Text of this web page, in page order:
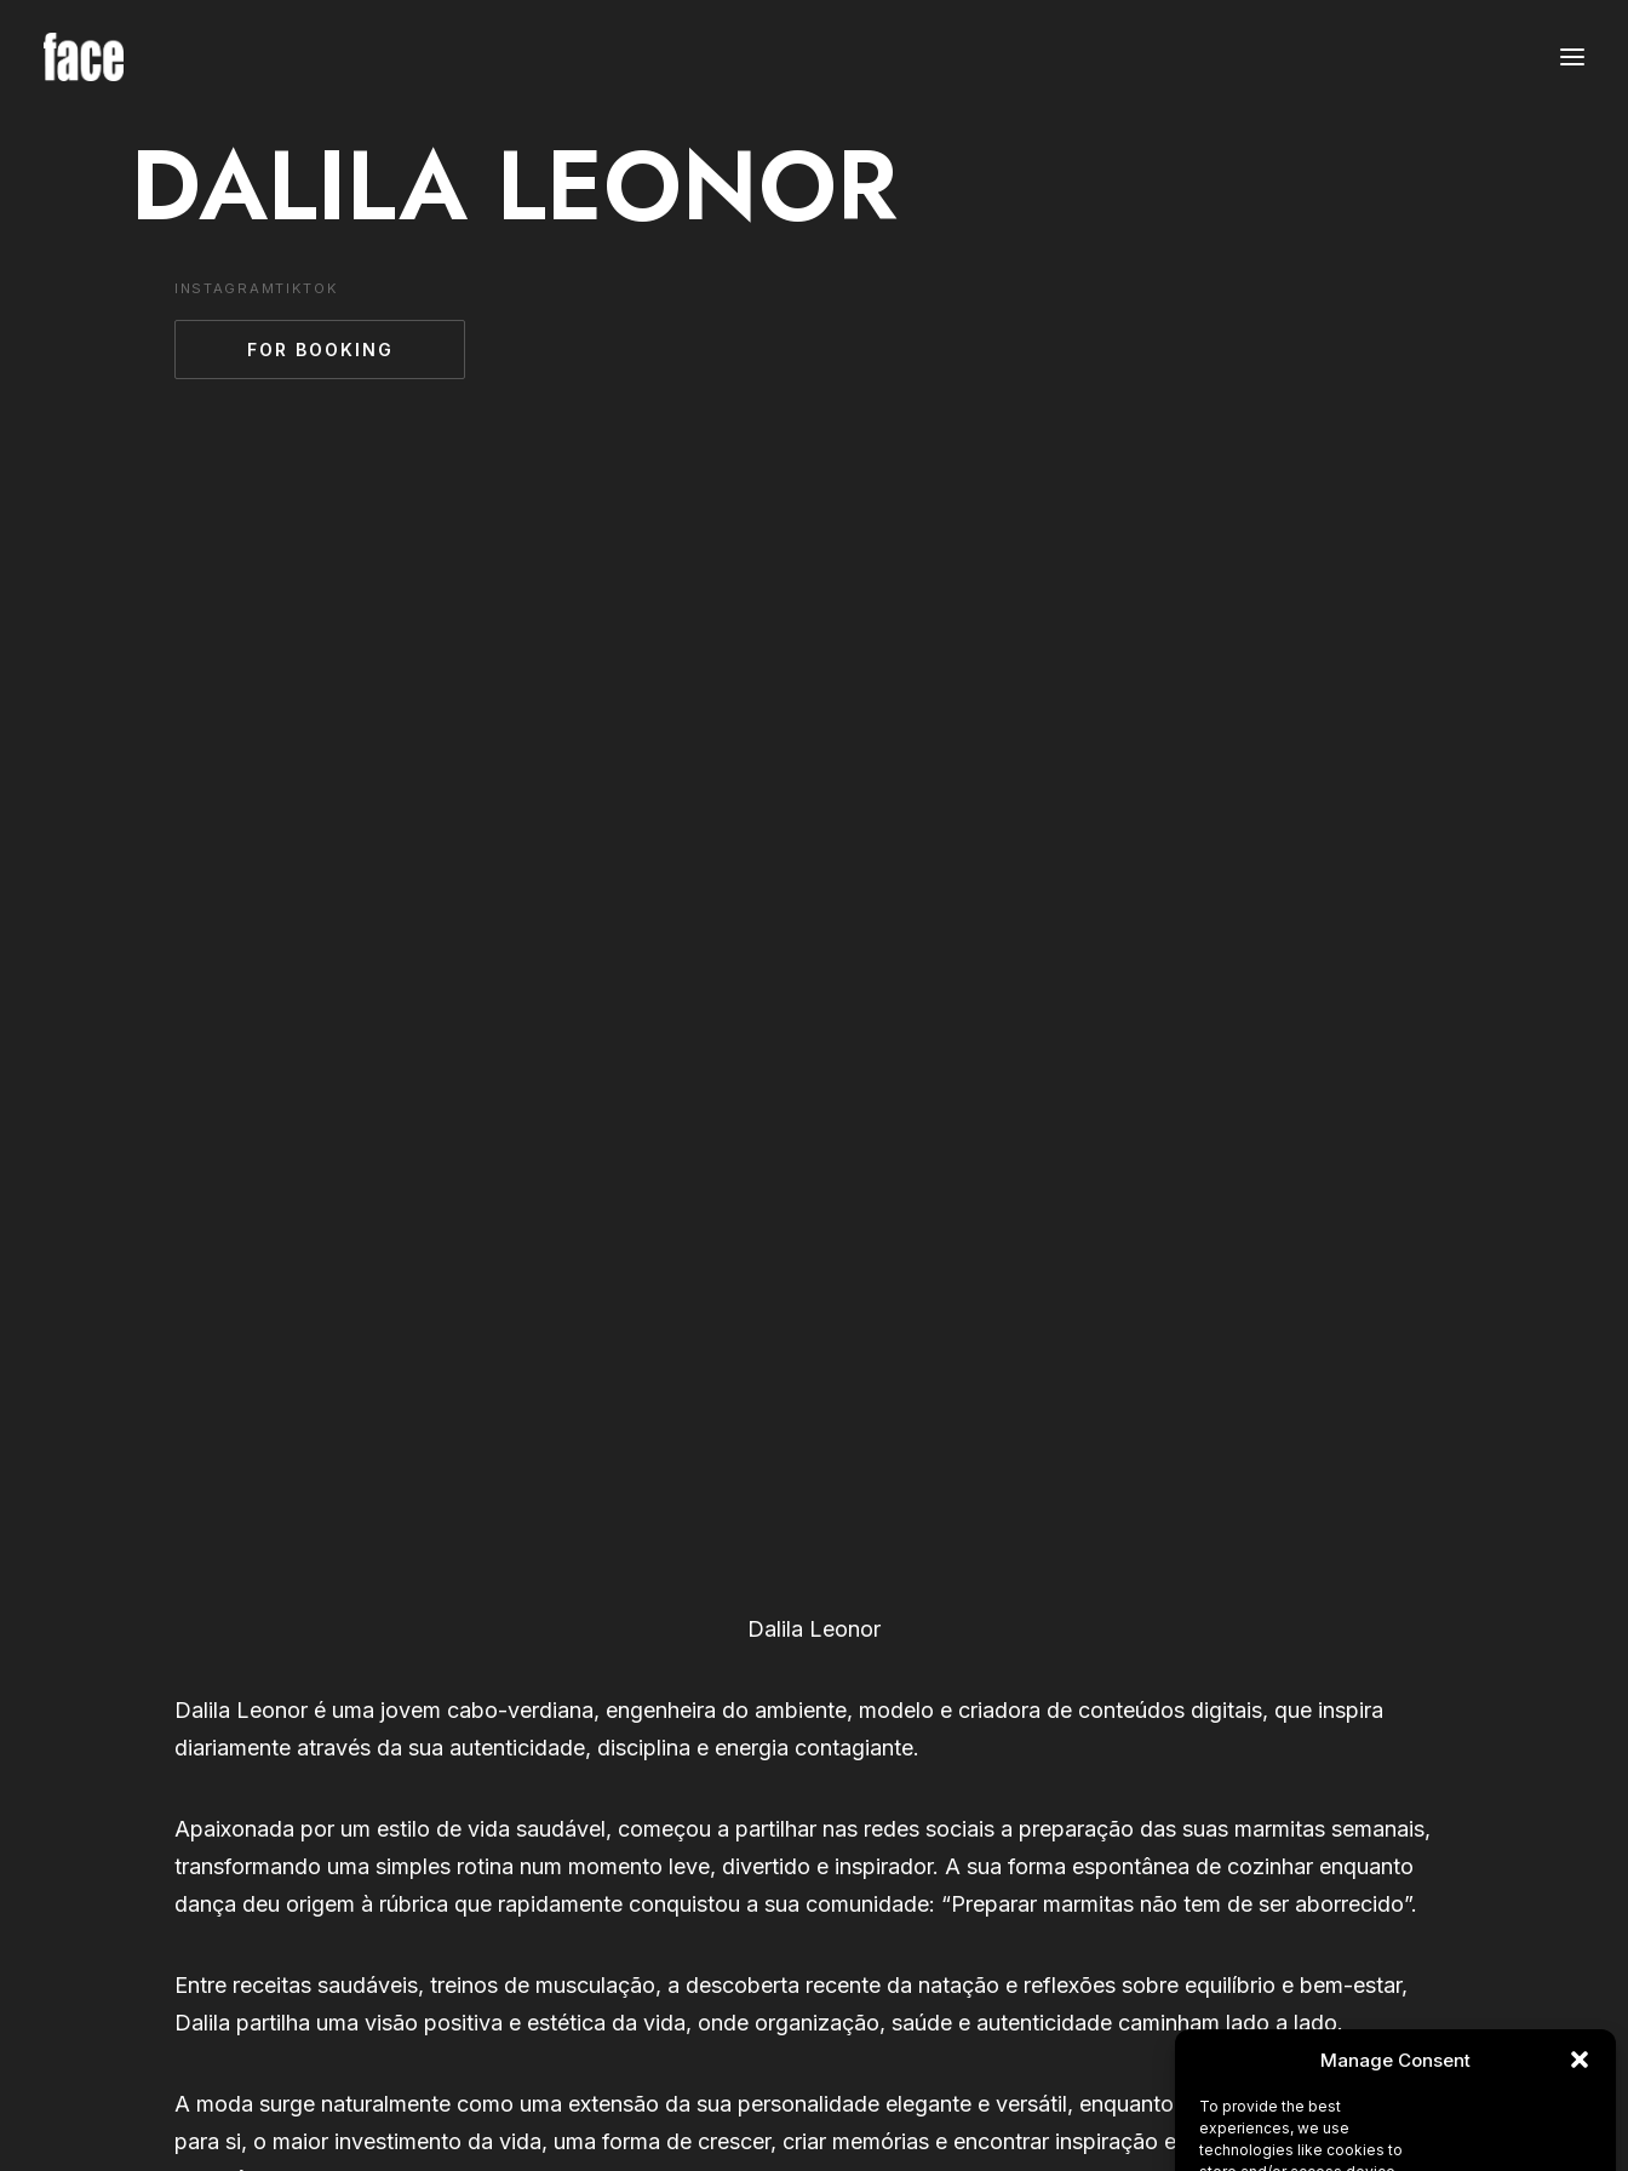
Manage Consent
To provide the best
experiences, we use
technologies like cookies to
DALILA LEONOR
INSTAGRAMTIKTOK
FOR BOOKING
Dalila Leonor
Dalila Leonor é uma jovem cabo-verdiana, engenheira do ambiente, modelo e criadora de conteúdos digitais, que inspira
diariamente através da sua autenticidade, disciplina e energia contagiante.
Apaixonada por um estilo de vida saudável, começou a partilhar nas redes sociais a preparação das suas marmitas semanais,
transformando uma simples rotina num momento leve, divertido e inspirador. A sua forma espontânea de cozinhar enquanto
dança deu origem à rúbrica que rapidamente conquistou a sua comunidade: “Preparar marmitas não tem de ser aborrecido”.
Entre receitas saudáveis, treinos de musculação, a descoberta recente da natação e reflexões sobre equilíbrio e bem-estar,
Dalila partilha uma visão positiva e estética da vida, onde organização, saúde e autenticidade caminham lado a lado.
A moda surge naturalmente como uma extensão da sua personalidade elegante e versátil, enquanto as viagens representam,
para si, o maior investimento da vida, uma forma de crescer, criar memórias e encontrar inspiração em diferentes culturas e